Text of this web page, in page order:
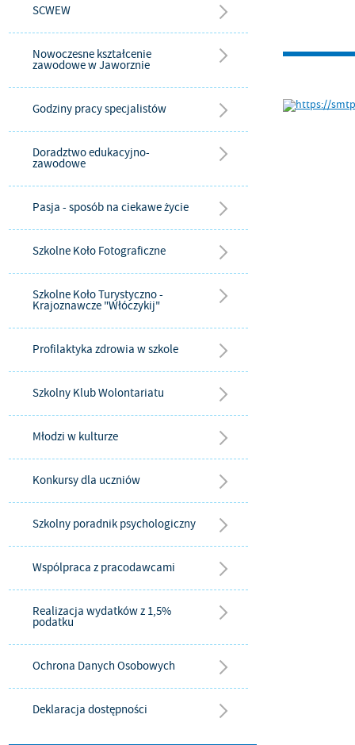
SCWEW
Nowoczesne kształcenie
zawodowe w Jaworznie
Godziny pracy specjalistów
Doradztwo edukacyjno-
zawodowe
Pasja - sposób na ciekawe życie
Szkolne Koło Fotograficzne
Szkolne Koło Turystyczno -
Krajoznawcze "Włóczykij"
Profilaktyka zdrowia w szkole
Szkolny Klub Wolontariatu
Młodzi w kulturze
Konkursy dla uczniów
Szkolny poradnik psychologiczny
Wspólpraca z pracodawcami
Realizacja wydatków z 1,5%
podatku
Ochrona Danych Osobowych
Deklaracja dostępności